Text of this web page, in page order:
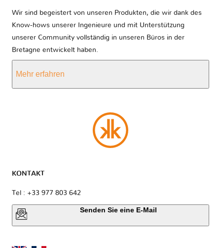
Wir sind begeistert von unseren Produkten, die wir dank des
Know-hows unserer Ingenieure und mit Unterstützung
unserer Community vollständig in unseren Büros in der
Bretagne entwickelt haben.
Mehr erfahren
KONTAKT
Tel : +33 977 803 642
Senden Sie eine E-Mail